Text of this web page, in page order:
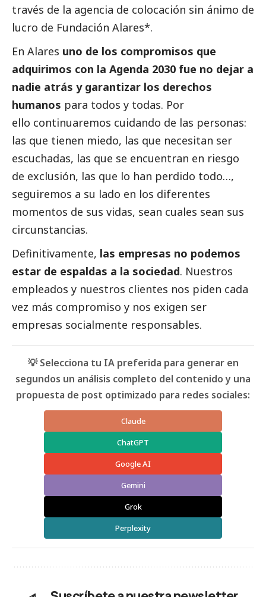
través de la agencia de colocación sin ánimo de
lucro de Fundación Alares*.
En Alares uno de los compromisos que
adquirimos con la Agenda 2030 fue no dejar a
nadie atrás y garantizar los derechos
humanos para todos y todas. Por
ello continuaremos cuidando de las personas:
las que tienen miedo, las que necesitan ser
escuchadas, las que se encuentran en riesgo
de exclusión, las que lo han perdido todo…,
seguiremos a su lado en los diferentes
momentos de sus vidas, sean cuales sean sus
circunstancias.
Definitivamente, las empresas no podemos
estar de espaldas a la sociedad. Nuestros
empleados y nuestros clientes nos piden cada
vez más compromiso y nos exigen ser
empresas socialmente responsables.
💡 Selecciona tu IA preferida para generar en
segundos un análisis completo del contenido y una
propuesta de post optimizado para redes sociales:
Claude
ChatGPT
Google AI
Gemini
Grok
Perplexity